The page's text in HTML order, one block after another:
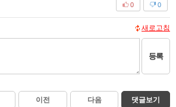
0
0
새로고침
등록
이전 다음 댓글보기